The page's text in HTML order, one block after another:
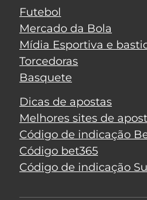
Futebol
Mercado da Bola
Mídia Esportiva e
Torcedoras
Basquete
Dicas de apostas
Melhores sites de
Código de indicação
Código bet365
Código de indicação